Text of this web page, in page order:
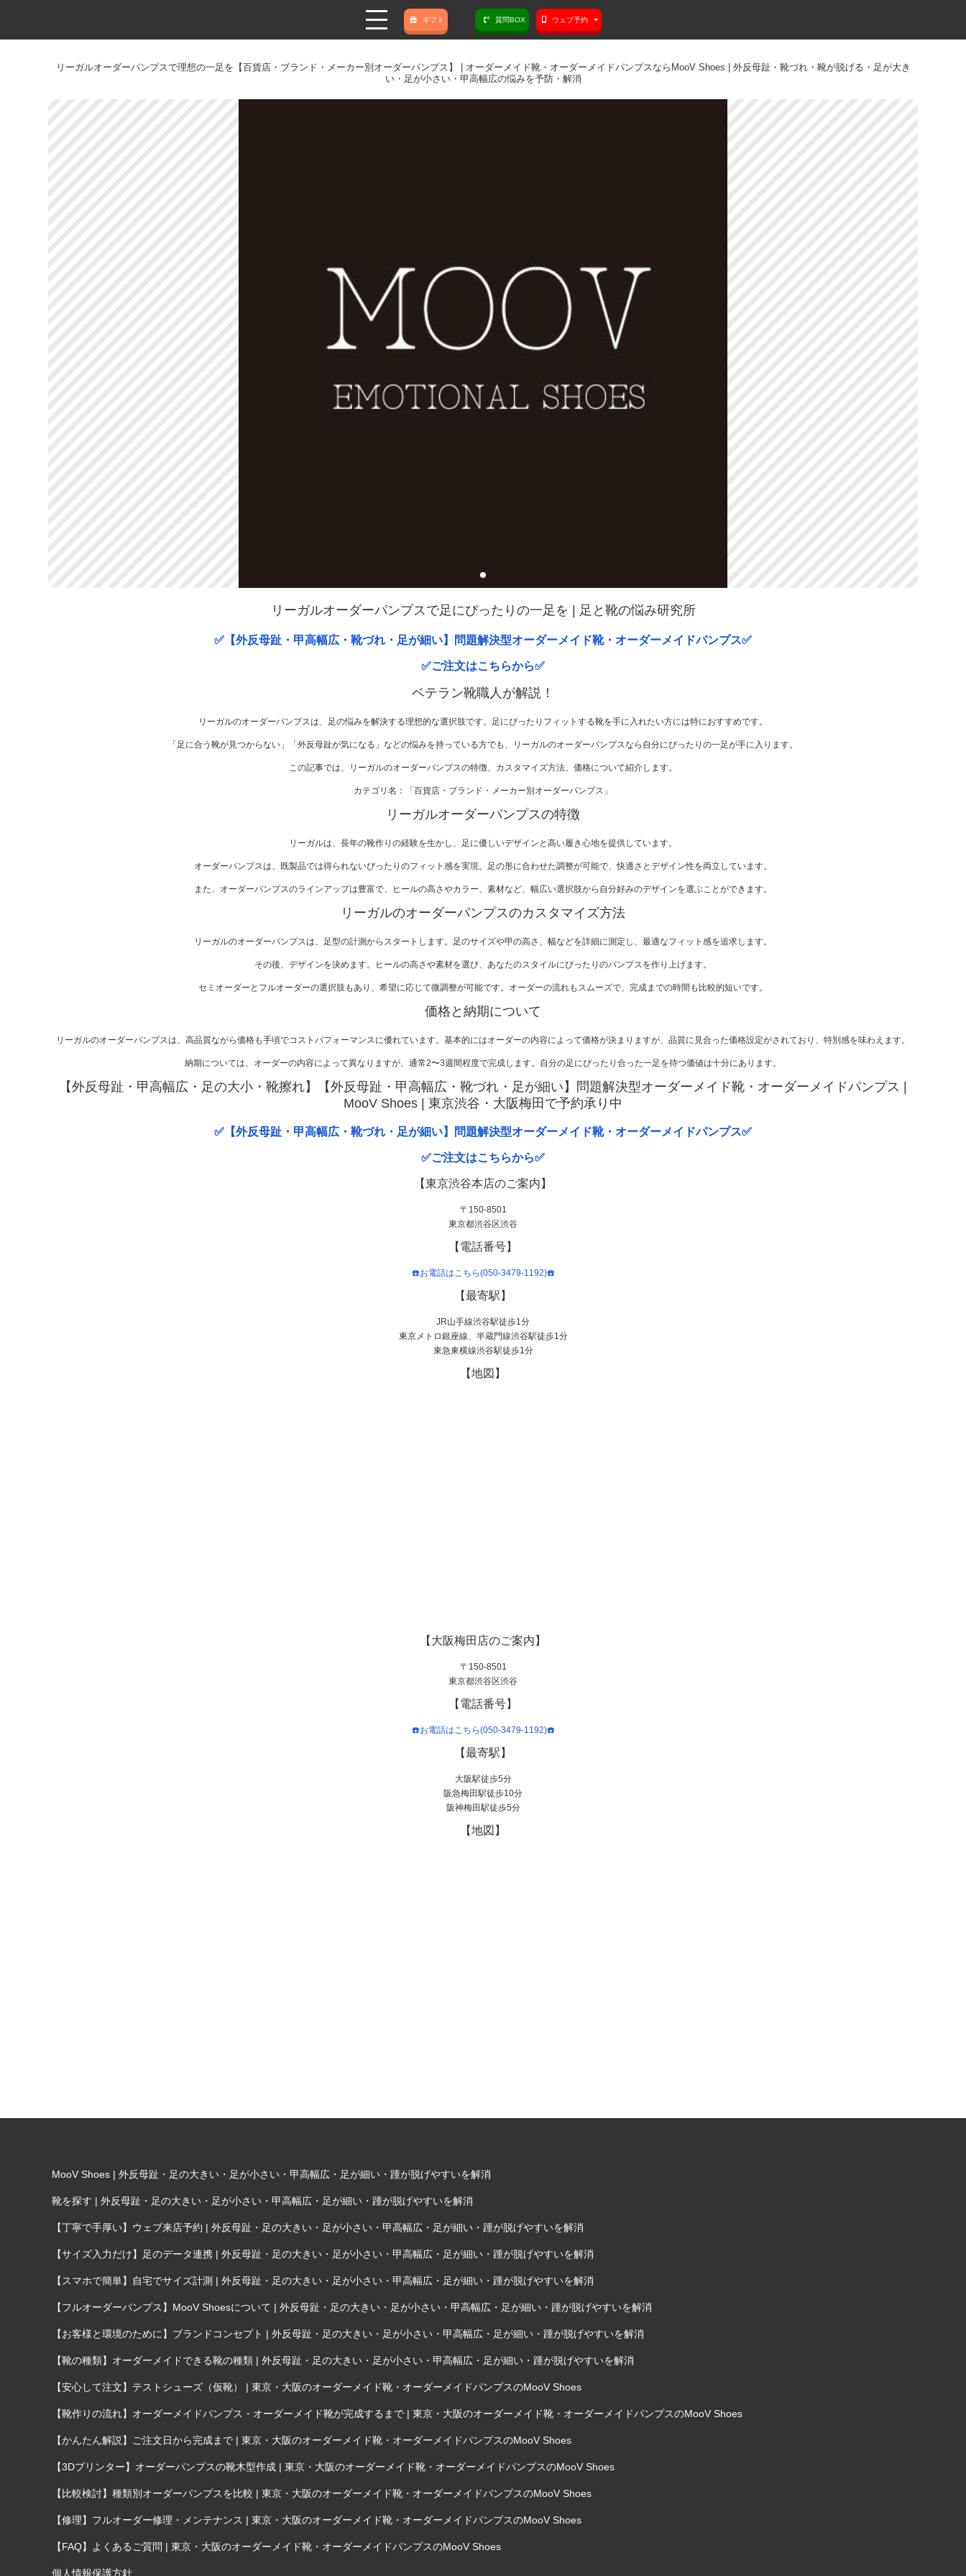
ギフト 質問BOX ウェブ予約
リーガルオーダーパンプスで理想の一足を【百貨店・ブランド・メーカー別オーダーパンプス】 | オーダーメイド靴・オーダーメイドパンプスならMooV Shoes | 外反母趾・靴づれ・靴が脱げる・足が大き
い・足が小さい・甲高幅広の悩みを予防・解消
リーガルオーダーパンプスで足にぴったりの一足を | 足と靴の悩み研究所
✅【外反母趾・甲高幅広・靴づれ・足が細い】問題解決型オーダーメイド靴・オーダーメイドパンプス✅
✅ご注文はこちらから✅
ベテラン靴職人が解説！
リーガルのオーダーパンプスは、足の悩みを解決する理想的な選択肢です。足にぴったりフィットする靴を手に入れたい方には特におすすめです。
「足に合う靴が見つからない」「外反母趾が気になる」などの悩みを持っている方でも、リーガルのオーダーパンプスなら自分にぴったりの一足が手に入ります。
この記事では、リーガルのオーダーパンプスの特徴、カスタマイズ方法、価格について紹介します。
カテゴリ名：「百貨店・ブランド・メーカー別オーダーパンプス」
リーガルオーダーパンプスの特徴
リーガルは、長年の靴作りの経験を生かし、足に優しいデザインと高い履き心地を提供しています。
オーダーパンプスは、既製品では得られないぴったりのフィット感を実現。足の形に合わせた調整が可能で、快適さとデザイン性を両立しています。
また、オーダーパンプスのラインアップは豊富で、ヒールの高さやカラー、素材など、幅広い選択肢から自分好みのデザインを選ぶことができます。
リーガルのオーダーパンプスのカスタマイズ方法
リーガルのオーダーパンプスは、足型の計測からスタートします。足のサイズや甲の高さ、幅などを詳細に測定し、最適なフィット感を追求します。
その後、デザインを決めます。ヒールの高さや素材を選び、あなたのスタイルにぴったりのパンプスを作り上げます。
セミオーダーとフルオーダーの選択肢もあり、希望に応じて微調整が可能です。オーダーの流れもスムーズで、完成までの時間も比較的短いです。
価格と納期について
リーガルのオーダーパンプスは、高品質ながら価格も手頃でコストパフォーマンスに優れています。基本的にはオーダーの内容によって価格が決まりますが、品質に見合った価格設定がされており、特別感を味わえます。
納期については、オーダーの内容によって異なりますが、通常2〜3週間程度で完成します。自分の足にぴったり合った一足を待つ価値は十分にあります。
【外反母趾・甲高幅広・足の大小・靴擦れ】【外反母趾・甲高幅広・靴づれ・足が細い】問題解決型オーダーメイド靴・オーダーメイドパンプス |
MooV Shoes | 東京渋谷・大阪梅田で予約承り中
✅【外反母趾・甲高幅広・靴づれ・足が細い】問題解決型オーダーメイド靴・オーダーメイドパンプス✅
✅ご注文はこちらから✅
【東京渋谷本店のご案内】
〒150-8501
東京都渋谷区渋谷
【電話番号】
☎️お電話はこちら(050-3479-1192)☎️
【最寄駅】
JR山手線渋谷駅徒歩1分
東京メトロ銀座線、半蔵門線渋谷駅徒歩1分
東急東横線渋谷駅徒歩1分
【地図】
【大阪梅田店のご案内】
〒150-8501
東京都渋谷区渋谷
【電話番号】
☎️お電話はこちら(050-3479-1192)☎️
【最寄駅】
大阪駅徒歩5分
阪急梅田駅徒歩10分
阪神梅田駅徒歩5分
【地図】
MooV Shoes | 外反母趾・足の大きい・足が小さい・甲高幅広・足が細い・踵が脱げやすいを解消
靴を探す | 外反母趾・足の大きい・足が小さい・甲高幅広・足が細い・踵が脱げやすいを解消
【丁寧で手厚い】ウェブ来店予約 | 外反母趾・足の大きい・足が小さい・甲高幅広・足が細い・踵が脱げやすいを解消
【サイズ入力だけ】足のデータ連携 | 外反母趾・足の大きい・足が小さい・甲高幅広・足が細い・踵が脱げやすいを解消
【スマホで簡単】自宅でサイズ計測 | 外反母趾・足の大きい・足が小さい・甲高幅広・足が細い・踵が脱げやすいを解消
【フルオーダーパンプス】MooV Shoesについて | 外反母趾・足の大きい・足が小さい・甲高幅広・足が細い・踵が脱げやすいを解消
【お客様と環境のために】ブランドコンセプト | 外反母趾・足の大きい・足が小さい・甲高幅広・足が細い・踵が脱げやすいを解消
【靴の種類】オーダーメイドできる靴の種類 | 外反母趾・足の大きい・足が小さい・甲高幅広・足が細い・踵が脱げやすいを解消
【安心して注文】テストシューズ（仮靴） | 東京・大阪のオーダーメイド靴・オーダーメイドパンプスのMooV Shoes
【靴作りの流れ】オーダーメイドパンプス・オーダーメイド靴が完成するまで | 東京・大阪のオーダーメイド靴・オーダーメイドパンプスのMooV Shoes
【かんたん解説】ご注文日から完成まで | 東京・大阪のオーダーメイド靴・オーダーメイドパンプスのMooV Shoes
【3Dプリンター】オーダーパンプスの靴木型作成 | 東京・大阪のオーダーメイド靴・オーダーメイドパンプスのMooV Shoes
【比較検討】種類別オーダーパンプスを比較 | 東京・大阪のオーダーメイド靴・オーダーメイドパンプスのMooV Shoes
【修理】フルオーダー修理・メンテナンス | 東京・大阪のオーダーメイド靴・オーダーメイドパンプスのMooV Shoes
【FAQ】よくあるご質問 | 東京・大阪のオーダーメイド靴・オーダーメイドパンプスのMooV Shoes
個人情報保護方針